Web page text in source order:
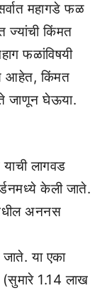
महागडे फळ
किंमत
फळांविषयी
आहेत, किंमत
जाणून घेऊया.
लागवड
केली जाते.
अननस
या एका
1.14 लाख